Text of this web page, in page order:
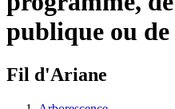
publique ou de
Fil d'Ariane